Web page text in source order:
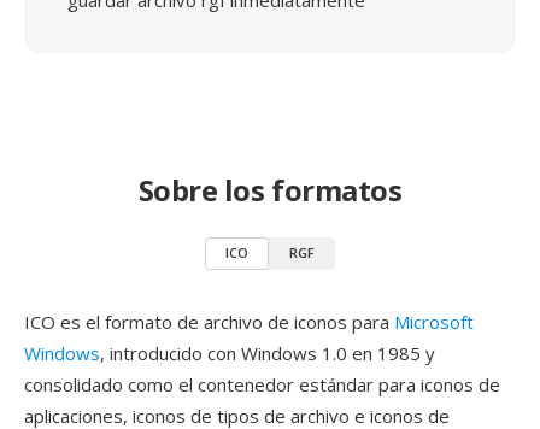
Sobre los formatos
ICO RGF
ICO es el formato de archivo de iconos para Microsoft
Windows, introducido con Windows 1.0 en 1985 y
consolidado como el contenedor estándar para iconos de
aplicaciones, iconos de tipos de archivo e iconos de